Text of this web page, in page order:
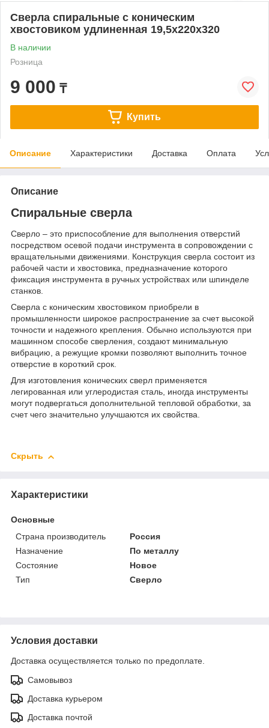
Сверла спиральные с коническим
хвостовиком удлиненная 19,5х220х320
В наличии
Розница
9 000 ₸
Купить
Описание Характеристики Доставка Оплата
Описание
Спиральные сверла
Сверло – это приспособление для выполнения отверстий
посредством осевой подачи инструмента в сопровождении с
вращательными движениями. Конструкция сверла состоит из
рабочей части и хвостовика, предназначение которого
фиксация инструмента в ручных устройствах или шпинделе
станков.
Сверла с коническим хвостовиком приобрели в
промышленности широкое распространение за счет высокой
точности и надежного крепления. Обычно используются при
машинном способе сверления, создают минимальную
вибрацию, а режущие кромки позволяют выполнить точное
отверстие в короткий срок.
Для изготовления конических сверл применяется
легированная или углеродистая сталь, иногда инструменты
могут подвергаться дополнительной тепловой обработки, за
счет чего значительно улучшаются их свойства.
Скрыть
Характеристики
Основные
Страна производитель
Россия
Назначение
По металлу
Состояние
Новое
Тип
Сверло
Условия доставки
Доставка осуществляется только по предоплате.
Самовывоз
Доставка курьером
Доставка почтой